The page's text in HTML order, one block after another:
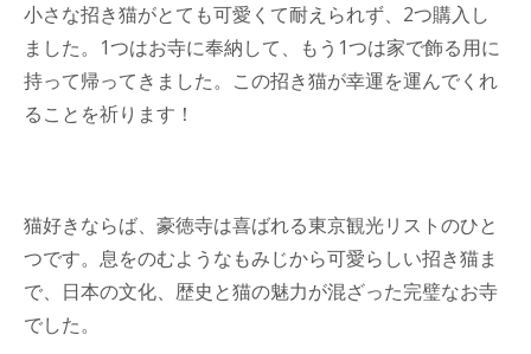
小さな招き猫がとても可愛くて耐えられず、2つ購入し
ました。1つはお寺に奉納して、もう1つは家で飾る用に
持って帰ってきました。この招き猫が幸運を運んでくれ
ることを祈ります！
猫好きならば、豪徳寺は喜ばれる東京観光リストのひと
つです。息をのむようなもみじから可愛らしい招き猫ま
で、日本の文化、歴史と猫の魅力が混ざった完璧なお寺
でした。